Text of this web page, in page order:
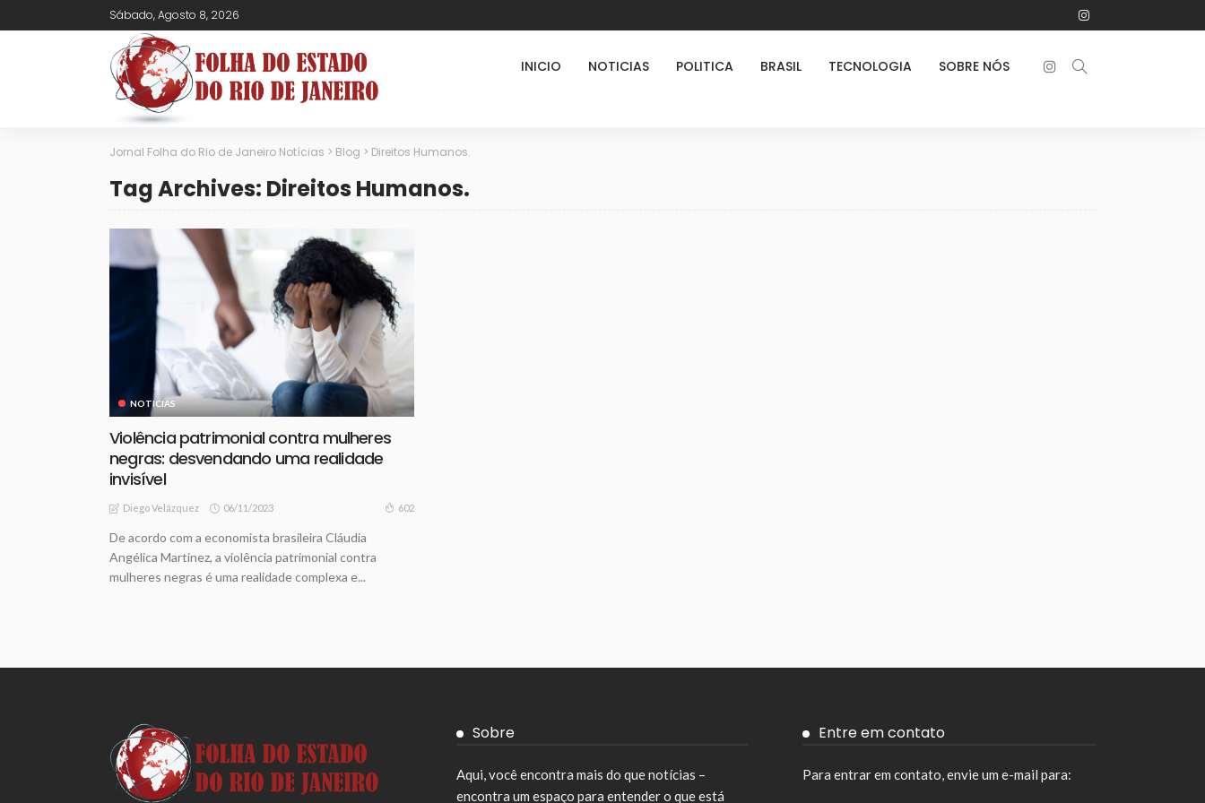
Sábado, Agosto 8, 2026
INICIO NOTICIAS POLITICA BRASIL TECNOLOGIA SOBRE NÓS
Jornal Folha do Rio de Janeiro Notícias > Blog > Direitos Humanos.
Tag Archives: Direitos Humanos.
NOTICIAS
Violência patrimonial contra mulheres
negras: desvendando uma realidade
invisível
Diego Velázquez 06/11/2023 602
De acordo com a economista brasileira Cláudia
Angélica Martinez, a violência patrimonial contra
mulheres negras é uma realidade complexa e...
Sobre
Aqui, você encontra mais do que notícias –
encontra um espaço para entender o que está
Entre em contato
Para entrar em contato, envie um e-mail para: